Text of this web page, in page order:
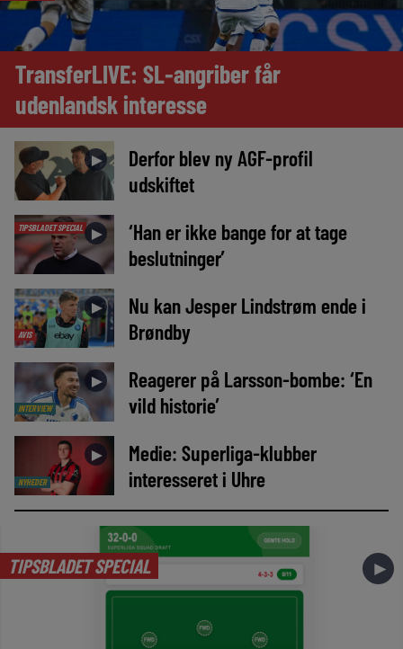
TransferLIVE: SL-angriber får
udenlandsk interesse
►
Derfor blev ny AGF-profil
udskiftet
TIPSBLADET SPECIAL ►
‘Han er ikke bange for at tage
beslutninger’
AVIS
►
Nu kan Jesper Lindstrøm ende i
Brøndby
INTERVIEW
►
Reagerer på Larsson-bombe: ‘En
vild historie’
NYHEDER
►
Medie: Superliga-klubber
interesseret i Uhre
TIPSBLADET SPECIAL ►